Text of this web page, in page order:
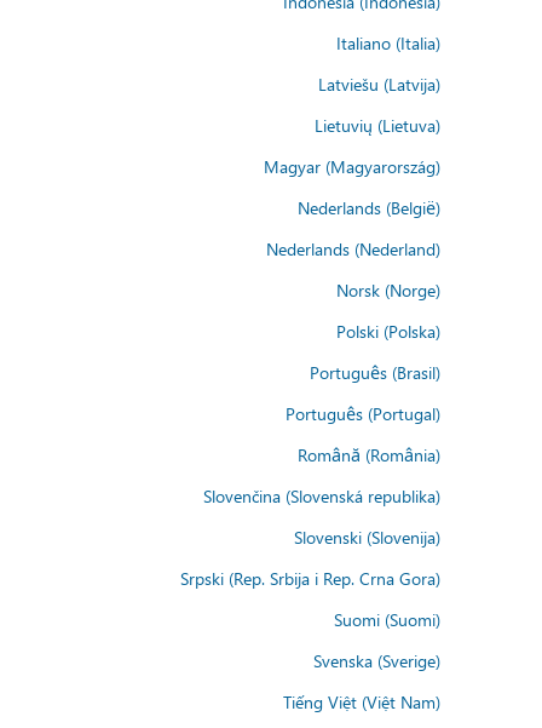
Italiano (Italia)
Latviešu (Latvija)
Lietuvių (Lietuva)
Magyar (Magyarország)
Nederlands (België)
Nederlands (Nederland)
Norsk (Norge)
Polski (Polska)
Português (Brasil)
Português (Portugal)
Română (România)
Slovenčina (Slovenská republika)
Slovenski (Slovenija)
Srpski (Rep. Srbija i Rep. Crna Gora)
Suomi (Suomi)
Svenska (Sverige)
Tiếng Việt (Việt Nam)